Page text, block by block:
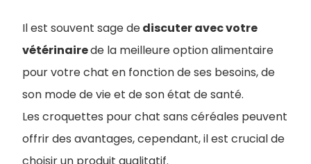
Il est souvent sage dediscuter avec votre
vétérinairede la meilleure option alimentaire
pour votre chat en fonction de ses besoins, de
son mode de vie et de son état de santé.
Les croquettes pour chat sans céréales peuvent
offrir des avantages, cependant, il est crucial de